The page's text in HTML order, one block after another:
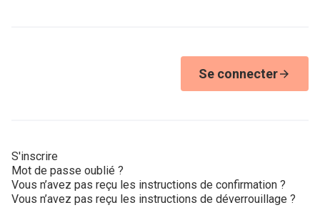
Se connecter
S'inscrire
Mot de passe oublié ?
Vous n’avez pas reçu les instructions de confirmation ?
Vous n’avez pas reçu les instructions de déverrouillage ?